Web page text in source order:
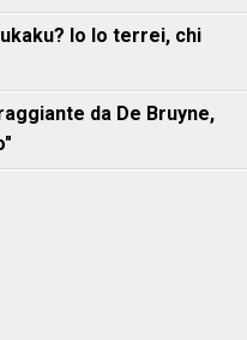
Io lo terrei, chi
da De Bruyne,